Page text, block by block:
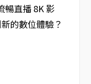
暢直播 8K 影
的數位體驗？